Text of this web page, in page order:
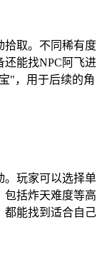
拾取。不同稀有度
还能找NPC阿飞进
"，用于后续的角
。玩家可以选择单
包括炸天难度等高
都能找到适合自己